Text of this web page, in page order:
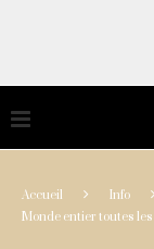
Accueil Info
Monde entier toutes les